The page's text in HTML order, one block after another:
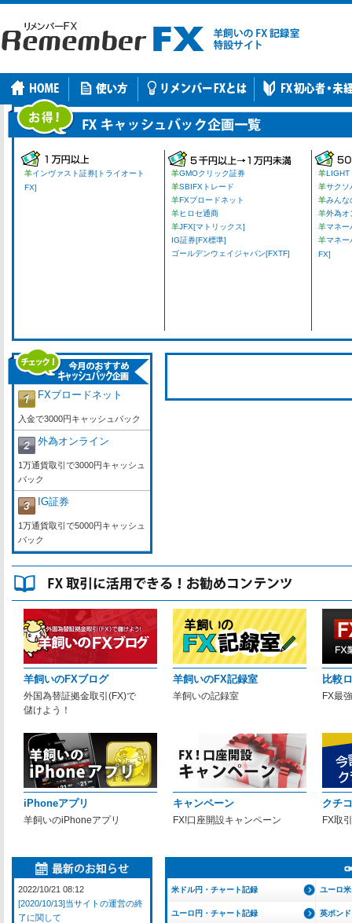
羊インヴァスト証券[トライオート
FX]
羊GMOクリック証券
羊SBIFXトレード
羊FXブロードネット
羊ヒロセ通商
羊JFX[マトリックス]
IG証券[FX標準]
ゴールデンウェイジャパン[FXTF]
羊LIGHT
羊サクソ
羊みんな
羊外為オ
羊マネー
羊マネー
FX]
FXブロードネット
入金で3000円キャッシュバック
外為オンライン
1万通貨取引で3000円キャッシュ
バック
IG証券
1万通貨取引で5000円キャッシュ
バック
羊飼いのFXブログ
外国為替証拠金取引(FX)で
儲けよう！
羊飼いのFX記録室
羊飼いの記録室
比較
FX最
iPhoneアプリ
羊飼いのiPhoneアプリ
キャンペーン
FX!口座開設キャンペーン
クチ
FX取
米ドル円・チャート記録 ユーロ
ユーロ円・チャート記録 英ポン
2022/10/21 08:12
[2020/10/13]当サイトの運営の終
了に関して